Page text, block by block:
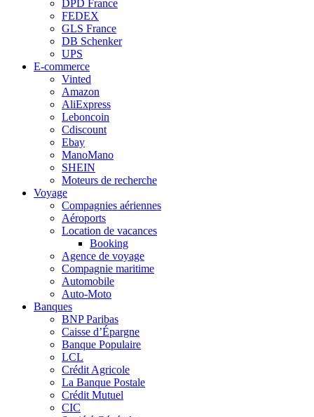
DPD France
FEDEX
GLS France
DB Schenker
UPS
E-commerce
Vinted
Amazon
AliExpress
Leboncoin
Cdiscount
Ebay
ManoMano
SHEIN
Moteurs de recherche
Voyage
Compagnies aériennes
Aéroports
Location de vacances
Booking
Agence de voyage
Compagnie maritime
Automobile
Auto-Moto
Banques
BNP Paribas
Caisse d’Épargne
Banque Populaire
LCL
Crédit Agricole
La Banque Postale
Crédit Mutuel
CIC